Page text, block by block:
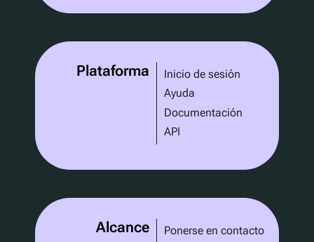
Plataforma
Inicio de sesión
Ayuda
Documentación
API
Alcance
Ponerse en contacto